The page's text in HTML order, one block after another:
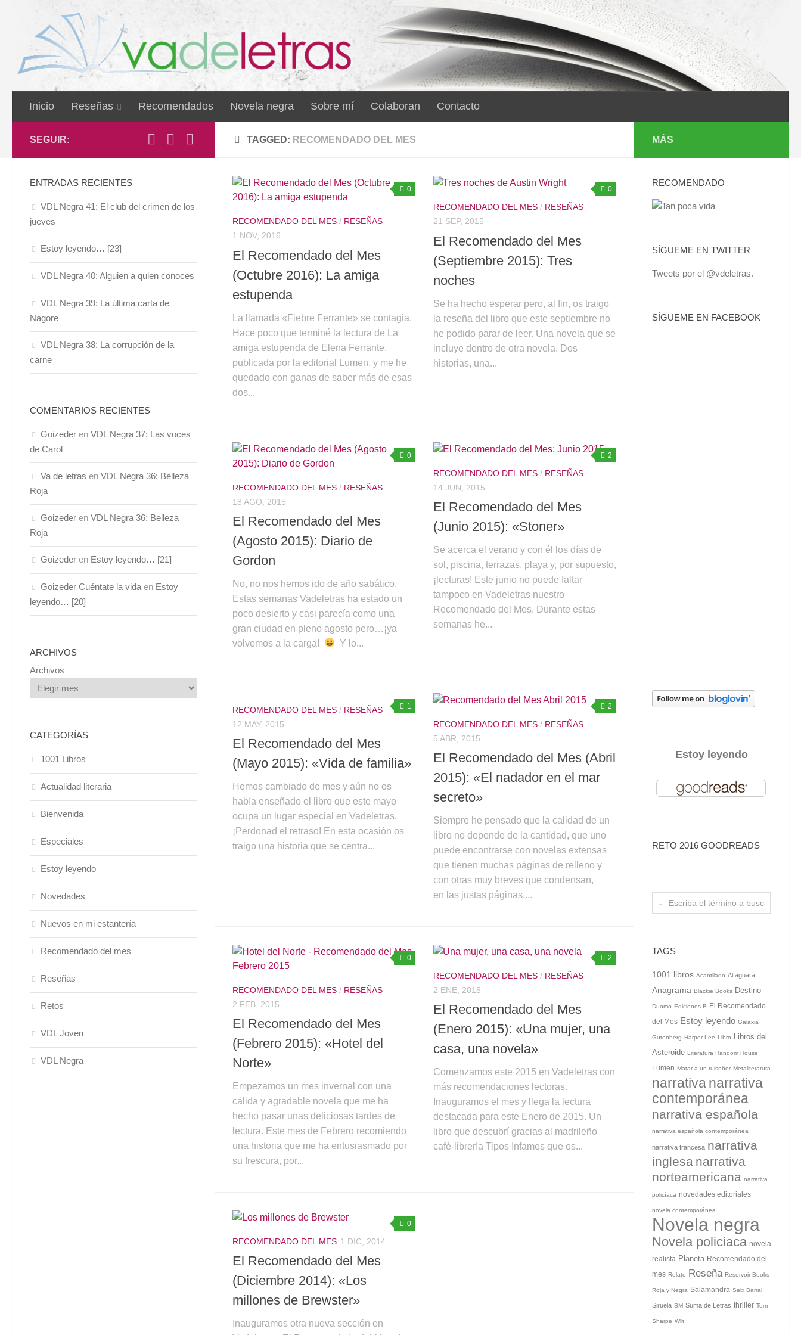
Inicio Reseñas Recomendados Novela negra Sobre mí Colaboran Contacto
TAGGED: RECOMENDADO DEL MES
0
RECOMENDADO DEL MES / RESEÑAS
1 NOV, 2016
El Recomendado del Mes
(Octubre 2016): La amiga
estupenda
La llamada «Fiebre Ferrante» se contagia.
Hace poco que terminé la lectura de La
amiga estupenda de Elena Ferrante,
publicada por la editorial Lumen, y me he
quedado con ganas de saber más de esas
dos...
0
RECOMENDADO DEL MES / RESEÑAS
21 SEP, 2015
El Recomendado del Mes
(Septiembre 2015): Tres
noches
Se ha hecho esperar pero, al fin, os traigo
la reseña del libro que este septiembre no
he podido parar de leer. Una novela que se
incluye dentro de otra novela. Dos
historias, una...
0
RECOMENDADO DEL MES / RESEÑAS
18 AGO, 2015
El Recomendado del Mes
(Agosto 2015): Diario de
Gordon
No, no nos hemos ido de año sabático.
Estas semanas Vadeletras ha estado un
poco desierto y casi parecía como una
gran ciudad en pleno agosto pero…¡ya
volvemos a la carga!
Y lo...
2
RECOMENDADO DEL MES / RESEÑAS
14 JUN, 2015
El Recomendado del Mes
(Junio 2015): «Stoner»
Se acerca el verano y con él los días de
sol, piscina, terrazas, playa y, por supuesto,
¡lecturas! Este junio no puede faltar
tampoco en Vadeletras nuestro
Recomendado del Mes. Durante estas
semanas he...
1
RECOMENDADO DEL MES / RESEÑAS
12 MAY, 2015
El Recomendado del Mes
(Mayo 2015): «Vida de familia»
Hemos cambiado de mes y aún no os
había enseñado el libro que este mayo
ocupa un lugar especial en Vadeletras.
¡Perdonad el retraso! En esta ocasión os
traigo una historia que se centra...
2
RECOMENDADO DEL MES / RESEÑAS
5 ABR, 2015
El Recomendado del Mes (Abril
2015): «El nadador en el mar
secreto»
Siempre he pensado que la calidad de un
libro no depende de la cantidad, que uno
puede encontrarse con novelas extensas
que tienen muchas páginas de relleno y
con otras muy breves que condensan,
en las justas páginas,...
0
RECOMENDADO DEL MES / RESEÑAS
2 FEB, 2015
El Recomendado del Mes
(Febrero 2015): «Hotel del
Norte»
Empezamos un mes invernal con una
cálida y agradable novela que me ha
hecho pasar unas deliciosas tardes de
lectura. Este mes de Febrero recomiendo
una historia que me ha entusiasmado por
su frescura, por...
2
RECOMENDADO DEL MES / RESEÑAS
2 ENE, 2015
El Recomendado del Mes
(Enero 2015): «Una mujer, una
casa, una novela»
Comenzamos este 2015 en Vadeletras con
más recomendaciones lectoras.
Inauguramos el mes y llega la lectura
destacada para este Enero de 2015. Un
libro que descubrí gracias al madrileño
café-librería Tipos Infames que os...
0
RECOMENDADO DEL MES 1 DIC, 2014
El Recomendado del Mes
(Diciembre 2014): «Los
millones de Brewster»
Inauguramos otra nueva sección en
SEGUIR:
ENTRADAS RECIENTES
VDL Negra 41: El club del crimen de los
jueves
Estoy leyendo… [23]
VDL Negra 40: Alguien a quien conoces
VDL Negra 39: La última carta de
Nagore
VDL Negra 38: La corrupción de la
carne
COMENTARIOS RECIENTES
Goizeder en VDL Negra 37: Las voces
de Carol
Va de letras en VDL Negra 36: Belleza
Roja
Goizeder en VDL Negra 36: Belleza
Roja
Goizeder en Estoy leyendo… [21]
Goizeder Cuéntate la vidaen Estoy
leyendo… [20]
ARCHIVOS
Archivos
CATEGORÍAS
1001 Libros
Actualidad literaria
Bienvenida
Especiales
Estoy leyendo
Novedades
Nuevos en mi estantería
Recomendado del mes
Reseñas
Retos
VDL Joven
VDL Negra
MÁS
RECOMENDADO
SÍGUEME EN TWITTER
Tweets por el @vdeletras.
SÍGUEME EN FACEBOOK
Estoy leyendo
RETO 2016 GOODREADS
TAGS
1001 libros Acantilado Alfaguara
Anagrama Blackie Books Destino
Duomo Ediciones B
El Recomendado
del Mes Estoy leyendo Galaxia
Gutenberg Harper Lee Libro
Libros del
Asteroide Literatura Random House
Lumen Matar a un ruiseñor Metaliteratura
narrativa narrativa
contemporánea
narrativa española
narrativa española contemporánea
narrativa francesa narrativa
inglesa narrativa
norteamericana narrativa
policíaca novedades editoriales
novela contemporánea
Novela negra
Novela policiaca novela
realista Planeta Recomendado del
mes Relato Reseña Reservoir Books
Roja y Negra Salamandra Seix Barral
Siruela SM Suma de Letras thriller Tom
Sharpe Wilt